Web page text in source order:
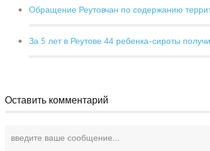
Обращение Реутовчан по содержанию
За 5 лет в Реутове 44 ребенка-сироты
Оставить комментарий